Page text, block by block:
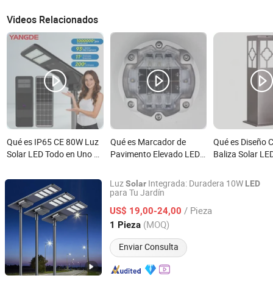
Videos Relacionados
Qué es IP65 CE 80W Luz
Solar LED Todo en Uno de
Lumen para Exterior
Qué es Marcador de
Pavimento Elevado LED
de Vidrio Dia123mm con
6 Tornillos Estudio Solar
Qué es Diseño
Baliza Solar
LuzSolar Integrada: Duradera 10W LED
para Tu Jardín
US$ 19,00-24,00 / Pieza
1 Pieza (MOQ)
Enviar Consulta
Zhongjing Rongguang New Energy Jiangsu Co., Ltd.
Jiangsu, China Desde 2025